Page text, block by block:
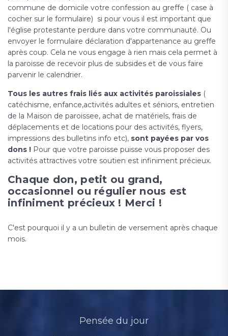
commune de domicile votre confession au greffe ( case à
cocher sur le formulaire) si pour vous il est important que
l'église protestante perdure dans votre communauté. Ou
envoyer le formulaire déclaration d'appartenance au greffe
après coup. Cela ne vous engage à rien mais cela permet à
la paroisse de recevoir plus de subsides et de vous faire
parvenir le calendrier.
Tous les autres frais liés aux activités paroissiales (
catéchisme, enfance,activités adultes et séniors, entretien
de la Maison de paroissee, achat de matériels, frais de
déplacements et de locations pour des activités, flyers,
impressions des bulletins info etc), sont payées par vos
dons ! Pour que votre paroisse puisse vous proposer des
activités attractives votre soutien est infiniment précieux.
Chaque don, petit ou grand,
occasionnel ou régulier nous est
infiniment précieux ! Merci !
C'est pourquoi il y a un bulletin de versement après chaque
mois.
Pensée du jour